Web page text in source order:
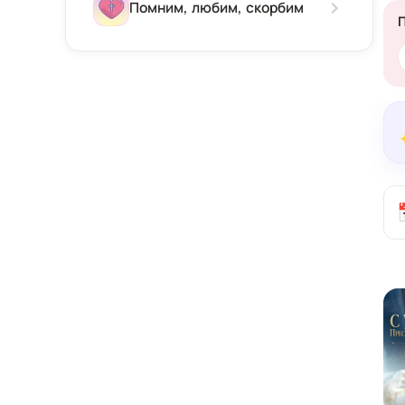
Помним, любим, скорбим